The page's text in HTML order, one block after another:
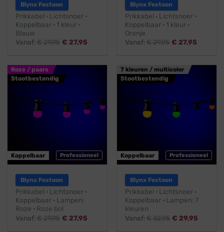
Blynx Festoon
Prikkabel · Lichtsnoer ·
Koppelbaar · 1 kleur ·
Blauw
Vanaf:€29,95 € 27,95
Blynx Festoon
Prikkabel · Lichtsnoer ·
Koppelbaar · 1 kleur ·
Oranje
Vanaf:€29,95 € 27,95
Roze / paars
Stootbestendig
Professioneel
Koppelbaar
Blynx Festoon
Prikkabel · Lichtsnoer ·
Koppelbaar · Lampen:
Roze · Roze bol
Vanaf:€29,95 € 27,95
7 kleuren / multicolor
Stootbestendig
Professioneel
Koppelbaar
Blynx Festoon
Prikkabel · Lichtsnoer ·
Koppelbaar · Lampen: 7
kleuren
Vanaf:€32,95 € 29,95